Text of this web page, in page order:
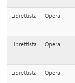
Librettista Opera
Librettista Opera
Librettista Opera